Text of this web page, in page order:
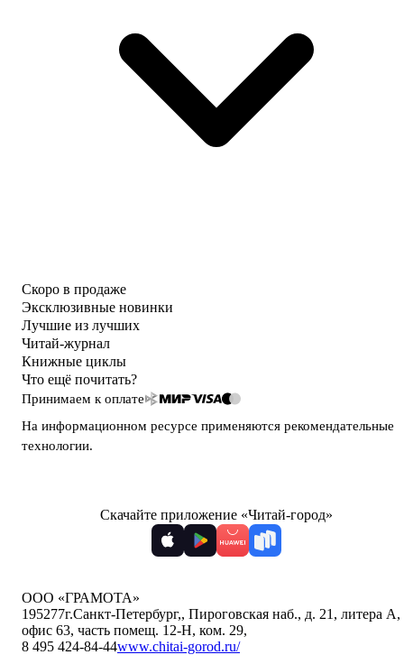
Скоро в продаже
Эксклюзивные новинки
Лучшие из лучших
Читай-журнал
Книжные циклы
Что ещё почитать?
Принимаем к оплате
На информационном ресурсе применяются рекомендательные
технологии.
Скачайте приложение «Читай-город»
ООО «ГРАМОТА»
195277г.Санкт-Петербург,, Пироговская наб., д. 21, литера А,
офис 63, часть помещ. 12-Н, ком. 29,
8 495 424-84-44www.chitai-gorod.ru/